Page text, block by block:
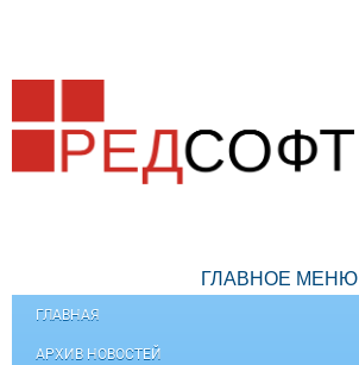
ГЛАВНОЕ МЕНЮ
ГЛАВНАЯ
АРХИВ НОВОСТЕЙ